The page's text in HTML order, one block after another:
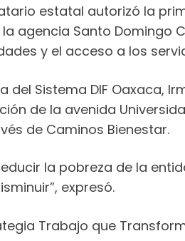
estatal autorizó la
agencia Santo Domingo
y el acceso a los
Sistema DIF Oaxaca,
de la avenida
de Caminos Bienestar.
la pobreza de la
expresó.
Trabajo que